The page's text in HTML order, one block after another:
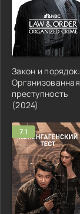
Закон и порядок:
Организованная
преступность
(2024)
7.1